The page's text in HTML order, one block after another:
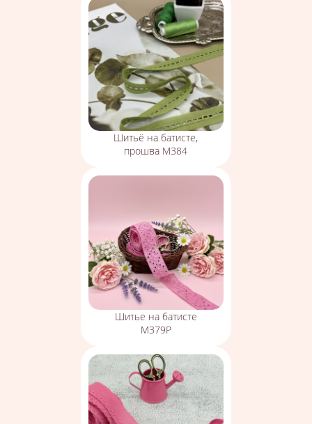
Шитьё на батисте,
прошва М384
Шитье на батисте
М379Р